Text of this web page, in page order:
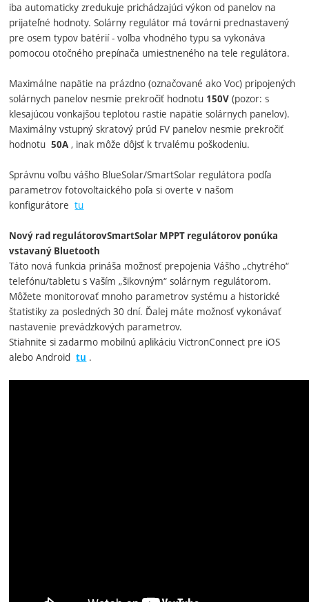
iba automaticky zredukuje prichádzajúci výkon od panelov na
prijateľné hodnoty. Solárny regulátor má továrni prednastavený
pre osem typov batérií - voľba vhodného typu sa vykonáva
pomocou otočného prepínača umiestneného na tele regulátora.
Maximálne napätie na prázdno (označované ako Voc) pripojených
solárnych panelov nesmie prekročiť hodnotu 150V (pozor: s
klesajúcou vonkajšou teplotou rastie napätie solárnych panelov).
Maximálny vstupný skratový prúd FV panelov nesmie prekročiť
hodnotu50A , inak môže dôjsť k trvalému poškodeniu.
Správnu voľbu vášho BlueSolar/SmartSolar regulátora podľa
parametrov fotovoltaického poľa si overte v našom
konfigurátoretu
Nový rad regulátorovSmartSolar MPPT regulátorov ponúka
vstavaný Bluetooth
Táto nová funkcia prináša možnosť prepojenia Vášho „chytrého“
telefónu/tabletu s Vaším „šikovným“ solárnym regulátorom.
Môžete monitorovať mnoho parametrov systému a historické
štatistiky za posledných 30 dní. Ďalej máte možnosť vykonávať
nastavenie prevádzkových parametrov.
Stiahnite si zadarmo mobilnú aplikáciu VictronConnect pre iOS
alebo Androidtu .